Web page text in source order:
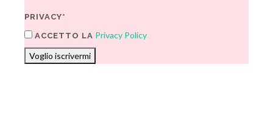
PRIVACY*
ACCETTO LA Privacy Policy
Voglio iscrivermi